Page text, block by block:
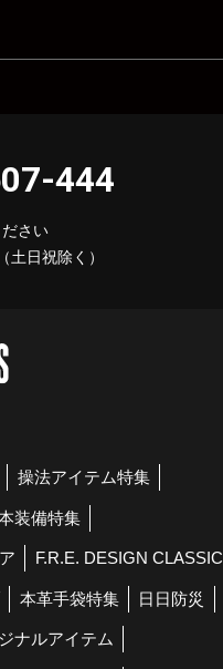
444
さい
土日祝除く）
操法アイテム特集
装備特集
F.R.E. DESIGN CLASSIC
本革手袋特集 日日防災
ナルアイテム